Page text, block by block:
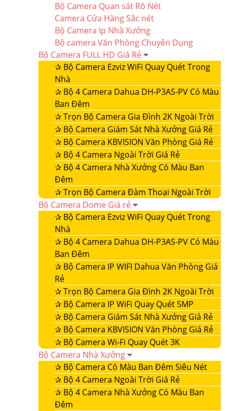
Bộ Camera Quan sát Rõ Nét
Camera Cửa Hàng Sắc nét
Bộ Camera Ip Nhà Xưởng
Bộ camera Văn Phòng Chuyên Dụng
Bộ Camera FULL HD Giá Rẻ
✰ Bộ Camera Ezviz WiFi Quay Quét Trong
Nhà
✰ Bộ 4 Camera Dahua DH-P3AS-PV Có Màu
Ban Đêm
✰Trọn Bộ Camera Gia Đình 2K Ngoài Trời
✰ Bộ Camera Giám Sát Nhà Xưởng Giá Rẻ
✰ Bộ Camera KBVISION Văn Phòng Giá Rẻ
✰ Bộ 4 Camera Ngoài Trời Giá Rẻ
✰ Bộ 4 Camera Nhà Xưởng Có Màu Ban
Đêm
✰Trọn Bộ Camera Đàm Thoại Ngoài Trời
Bộ Camera Dome Giá rẻ
✰ Bộ Camera Ezviz WiFi Quay Quét Trong
Nhà
✰ Bộ 4 Camera Dahua DH-P3AS-PV Có Màu
Ban Đêm
✰ Bộ Camera IP WIFI Dahua Văn Phòng Giá
Rẻ
✰Trọn Bộ Camera Gia Đình 2K Ngoài Trời
✰ Bộ Camera IP WiFi Quay Quét 5MP
✰ Bộ Camera Giám Sát Nhà Xưởng Giá Rẻ
✰ Bộ Camera KBVISION Văn Phòng Giá Rẻ
✰ Bộ Camera Wi-Fi Quay Quét 3K
Bộ Camera Nhà Xưởng
✰ Bộ Camera Có Màu Ban Đêm Siêu Nét
✰ Bộ 4 Camera Ngoài Trời Giá Rẻ
✰ Bộ 4 Camera Nhà Xưởng Có Màu Ban
Đêm